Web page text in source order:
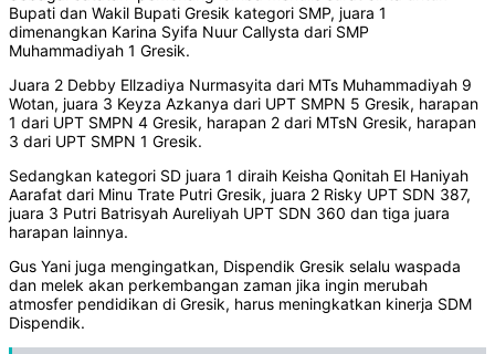
Bupati dan Wakil Bupati Gresik kategori SMP, juara 1
dimenangkan Karina Syifa Nuur Callysta dari SMP
Muhammadiyah 1 Gresik.
Juara 2 Debby Ellzadiya Nurmasyita dari MTs Muhammadiyah 9
Wotan, juara 3 Keyza Azkanya dari UPT SMPN 5 Gresik, harapan
1 dari UPT SMPN 4 Gresik, harapan 2 dari MTsN Gresik, harapan
3 dari UPT SMPN 1 Gresik.
Sedangkan kategori SD juara 1 diraih Keisha Qonitah El Haniyah
Aarafat dari Minu Trate Putri Gresik, juara 2 Risky UPT SDN 387,
juara 3 Putri Batrisyah Aureliyah UPT SDN 360 dan tiga juara
harapan lainnya.
Gus Yani juga mengingatkan, Dispendik Gresik selalu waspada
dan melek akan perkembangan zaman jika ingin merubah
atmosfer pendidikan di Gresik, harus meningkatkan kinerja SDM
Dispendik.